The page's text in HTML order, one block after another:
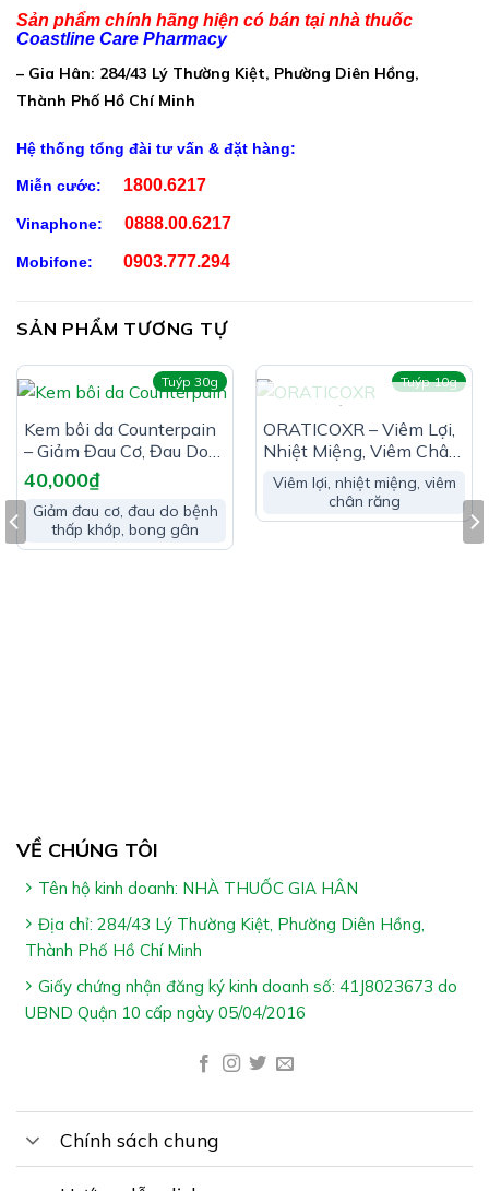
Zinc
Panthenol
Đối Tượng Sử Dụng Enac Gel:
giúp giảm thâm sau mụn
Hướng Dẫn Sử Dụng Enac Gel:
vừa đủ, thoa trực tiếp vào vùng da cần thiết sau khi
hoàn thành các bước dưỡng da
Sản phẩm chính hãng hiện có bán tại nhà thuốc
Coastline Care Pharmacy
– Gia Hân: 284/43 Lý Thường Kiệt, Phường Diên Hồng,
Thành Phố Hồ Chí Minh
Hệ thống tổng đài tư vấn & đặt hàng:
Miễn cước: 1800.6217
Vinaphone: 0888.00.6217
Mobifone: 0903.777.294
SẢN PHẨM TƯƠNG TỰ
Tuýp 30g
Kem bôi da Counterpain
– Giảm Đau Cơ, Đau Do
Bệnh Thấp Khớp, Bong
Gân
40,000₫
Giảm đau cơ, đau do bệnh
thấp khớp, bong gân
Tuýp 10g
ORATICOXR – Viêm Lợi,
Nhiệt Miệng, Viêm Chân
Răng
Viêm lợi, nhiệt miệng, viêm
chân răng
VỀ CHÚNG TÔI
Tên hộ kinh doanh: NHÀ THUỐC GIA HÂN
Địa chỉ: 284/43 Lý Thường Kiệt, Phường Diên Hồng,
Thành Phố Hồ Chí Minh
Giấy chứng nhận đăng ký kinh doanh số: 41J8023673 do
UBND Quận 10 cấp ngày 05/04/2016
Chính sách chung